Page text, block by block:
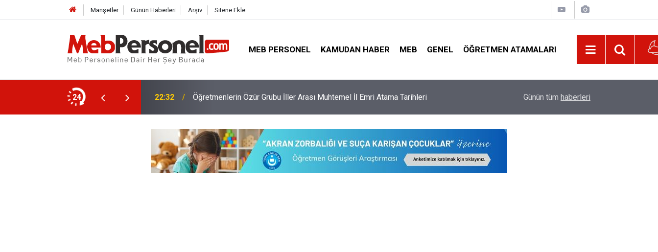
Manşetler Günün Haberleri Arşiv Sitene Ekle
MEB PERSONEL KAMUDAN HABER MEB GENEL ÖĞRETMEN ATAMALARI
24
Kadro Taleplerine Yanıt ve 2026-2027
22:32 Öğretmenlerin Özür Grubu İller Arası Muhtemel İl Emri Atama Tarihleri MEB, 2026-2027 Eğitim Yılı Kayıtlarında Yeni
Günün tüm haberleri